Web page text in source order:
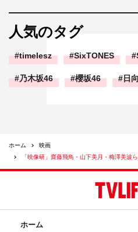
人気のタグ
timelesz SixTONES
乃木坂46 櫻坂46 日
ホーム
映画
「映像研」齋藤飛鳥・山下美月・梅澤美波
ホーム